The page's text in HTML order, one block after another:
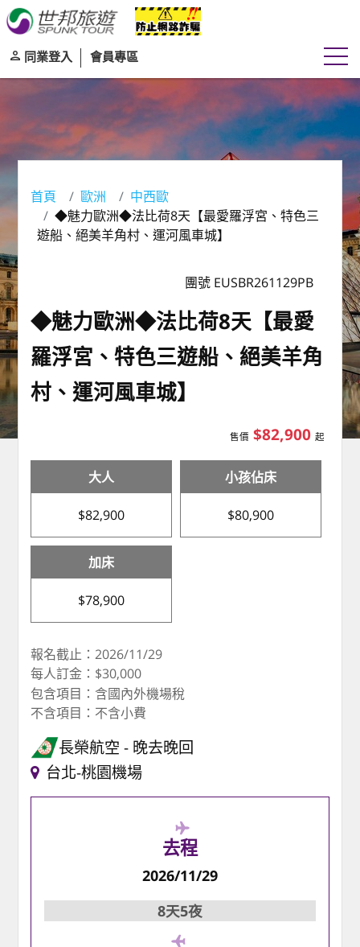
同業登入 會員專區
首頁 歐洲
中西歐
◆魅力歐洲◆法比荷8天【最愛羅浮宮、特色三
遊船、絕美羊角村、運河風車城】
團號 EUSBR261129PB
◆魅力歐洲◆法比荷8天【最愛
羅浮宮、特色三遊船、絕美羊角
村、運河風車城】
售價 $82,900 起
大人
$82,900
小孩佔床
$80,900
加床
$78,900
報名截止：2026/11/29
每人訂金：$30,000
包含項目：含國內外機場稅
不含項目：不含小費
長榮航空
晚去晚回
台北-桃園機場
去程
2026/11/29
8天5夜